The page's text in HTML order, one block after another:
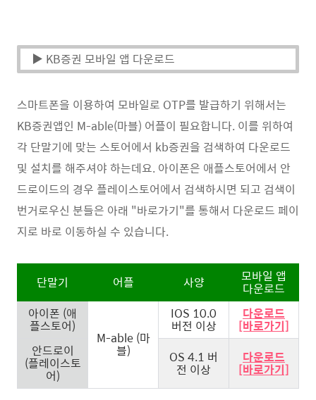
▶ KB증권 모바일 앱 다운로드
스마트폰을 이용하여 모바일로 OTP를 발급하기 위해서는
KB증권앱인 M-able(마블) 어플이 필요합니다. 이를 위하여
각 단말기에 맞는 스토어에서 kb증권을 검색하여 다운로드
및 설치를 해주셔야 하는데요. 아이폰은 애플스토어에서 안
드로이드의 경우 플레이스토어에서 검색하시면 되고 검색이
번거로우신 분들은 아래 "바로가기"를 통해서 다운로드 페이
지로 바로 이동하실 수 있습니다.
단말기 어플 사양 모바일 앱
다운로드
아이폰 (애
플스토어)
M-able (마
블)
IOS 10.0
버전 이상
다운로드
[바로가기]
안드로이
(플레이스토
어)
OS 4.1 버
전 이상
다운로드
[바로가기]